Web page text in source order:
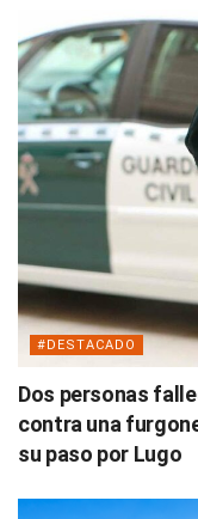
#DESTACADO
Dos personas
contra una
su paso por Lugo